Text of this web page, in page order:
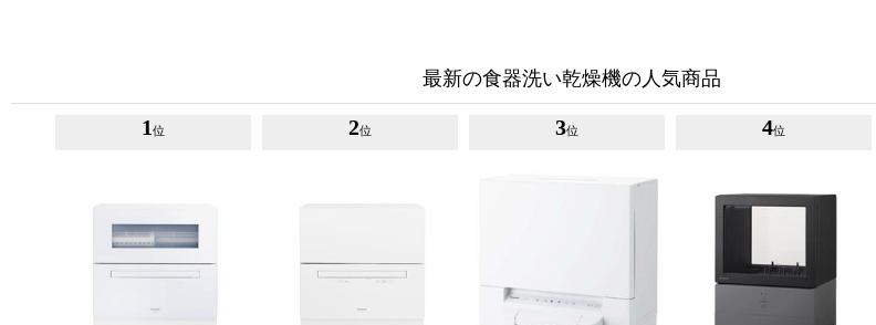
最新の食器洗い乾燥機の人気商品
1 位 2位 3位 4位